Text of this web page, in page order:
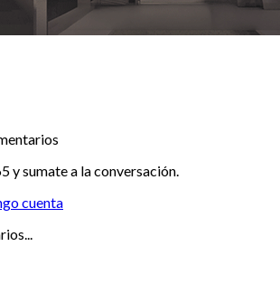
y sumate a la conversación.
cuenta